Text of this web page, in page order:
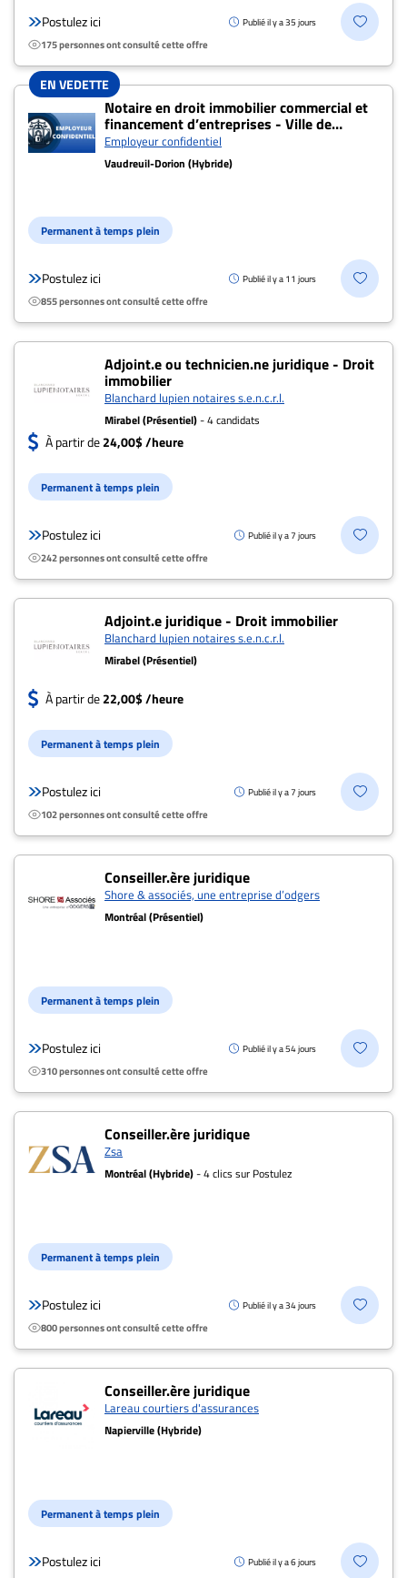
propos
Infolettre
S’abonner
Politique de
confidentialité
Postulez ici Publié il y a 35 jours
175 personnes ont consulté cette offre
EN VEDETTE
Notaire en droit immobilier commercial et
financement d’entreprises - Ville de
Vaudreuil-Dorion
Employeur confidentiel
Vaudreuil-Dorion (Hybride)
Permanent à temps plein
Postulez ici Publié il y a 11 jours
855 personnes ont consulté cette offre
Adjoint.e ou technicien.ne juridique - Droit
immobilier
Blanchard lupien notaires s.e.n.c.r.l.
Mirabel (Présentiel)- 4 candidats
À partir de24,00$ /heure
Permanent à temps plein
Postulez ici Publié il y a 7 jours
242 personnes ont consulté cette offre
Adjoint.e juridique - Droit immobilier
Blanchard lupien notaires s.e.n.c.r.l.
Mirabel (Présentiel)
À partir de22,00$ /heure
Permanent à temps plein
Postulez ici Publié il y a 7 jours
102 personnes ont consulté cette offre
Conseiller.ère juridique
Shore & associés, une entreprise d’odgers
Montréal (Présentiel)
Permanent à temps plein
Postulez ici Publié il y a 54 jours
310 personnes ont consulté cette offre
Conseiller.ère juridique
Zsa
Montréal (Hybride)- 4 clics sur Postulez
Permanent à temps plein
Postulez ici Publié il y a 34 jours
800 personnes ont consulté cette offre
Conseiller.ère juridique
Lareau courtiers d'assurances
Napierville (Hybride)
Permanent à temps plein
Postulez ici Publié il y a 6 jours